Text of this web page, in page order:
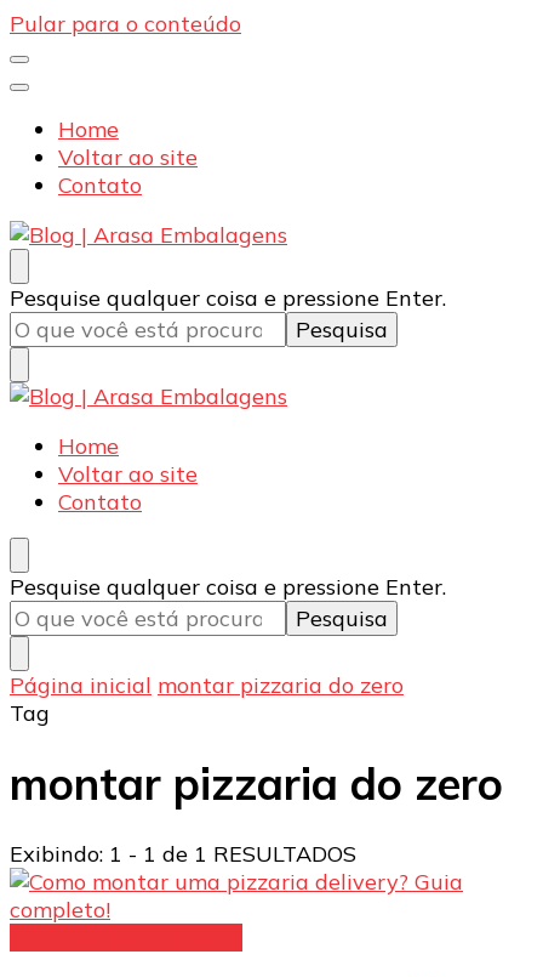
Pular para o conteúdo
Home
Voltar ao site
Contato
Blog | Arasa Embalagens
Confira conteúdos sobre embalagens para pizzas,
doces e salgados. Tudo para seu comércio com a
qualidade Arasa. Leia nossos conteúdos!
Procurando
algo?
Pesquise qualquer coisa e pressione Enter.
Blog | Arasa Embalagens
Confira conteúdos sobre embalagens para pizzas,
doces e salgados. Tudo para seu comércio com a
qualidade Arasa. Leia nossos conteúdos!
Home
Voltar ao site
Contato
Procurando
algo?
Pesquise qualquer coisa e pressione Enter.
Página inicial montar pizzaria do zero
Tag
montar pizzaria do zero
Exibindo: 1 - 1 de 1 RESULTADOS